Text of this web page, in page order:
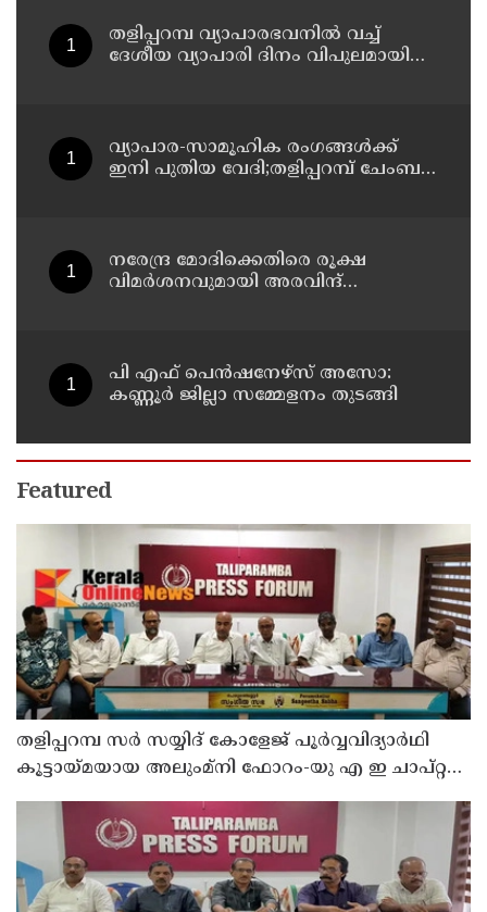
തളിപ്പറമ്പ വ്യാപാരഭവനിൽ വച്ച്
ദേശീയ വ്യാപാരി ദിനം വിപുലമായി
വ്യാപാര-സാമൂഹിക രംഗങ്ങൾക്ക്
ഇനി പുതിയ വേദി;തളിപ്പറമ്പ് ചേംബർ
നരേന്ദ്ര മോദിക്കെതിരെ രൂക്ഷ
വിമർശനവുമായി അരവിന്ദ്
പി എഫ് പെൻഷനേഴ്സ് അസോ:
കണ്ണൂർ ജില്ലാ സമ്മേളനം തുടങ്ങി
Featured
തളിപ്പറമ്പ സർ സയ്യിദ് കോളേജ് പൂർവ്വവിദ്യാർഥി
കൂട്ടായ്മയായ അലുംമ്നി ഫോറം-യു എ ഇ ചാപ്റ്റർ
25 ലക്ഷം രൂപ ചെലവിൽ നിർമ്മിച്ച പ്രധാന
കവാടത്തിന്റെ ഉദ്ഘാടനം തിങ്കളാഴ്ച നടക്കും